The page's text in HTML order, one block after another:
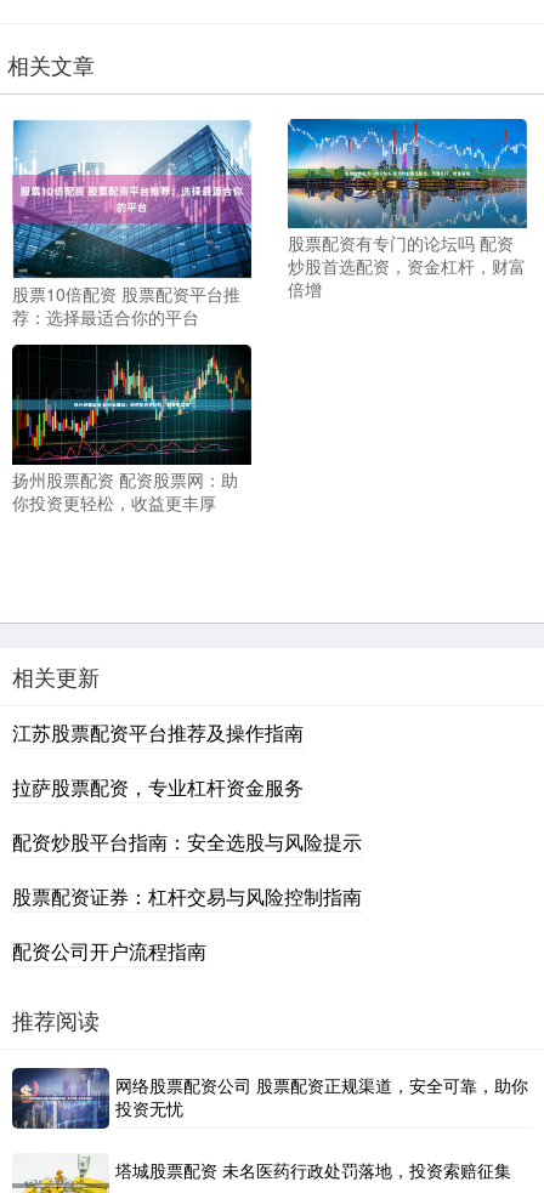
相关文章
股票10倍配资 股票配资平台推
荐：选择最适合你的平台
股票配资有专门的论坛吗 配资
炒股首选配资，资金杠杆，财富
倍增
扬州股票配资 配资股票网：助
你投资更轻松，收益更丰厚
相关更新
江苏股票配资平台推荐及操作指南
拉萨股票配资，专业杠杆资金服务
配资炒股平台指南：安全选股与风险提示
股票配资证券：杠杆交易与风险控制指南
配资公司开户流程指南
推荐阅读
网络股票配资公司 股票配资正规渠道，安全可靠，助你
投资无忧
塔城股票配资 未名医药行政处罚落地，投资索赔征集